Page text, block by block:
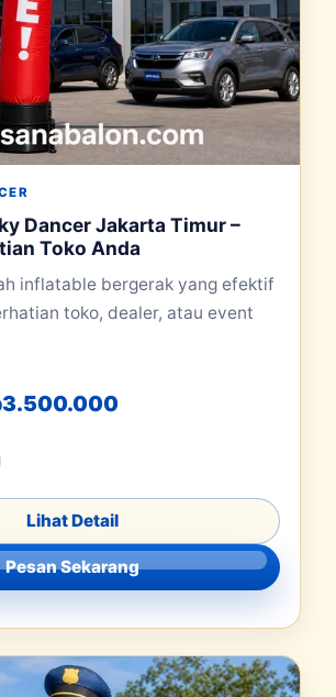
Dancer Jakarta Timur –
Toko Anda
inflatable bergerak yang efektif
toko, dealer, atau event
aslinya adalah:
3.500.000Harga saat ini
Lihat Detail
Pesan Sekarang